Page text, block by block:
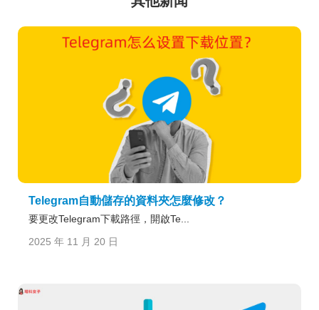
Telegram自動儲存的資料夾怎麼修改？
要更改Telegram下載路徑，開啟Te...
2025 年 11 月 20 日